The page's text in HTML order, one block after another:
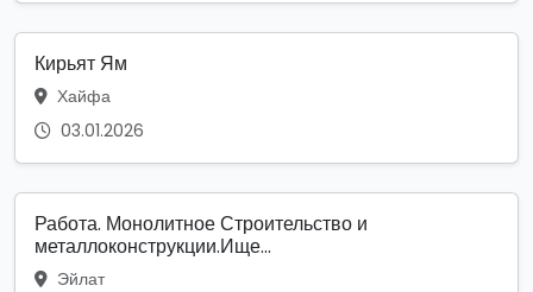
Кирьят Ям
Хайфа
03.01.2026
Работа. Монолитное Строительство и
металлоконструкции.Ище...
Эйлат